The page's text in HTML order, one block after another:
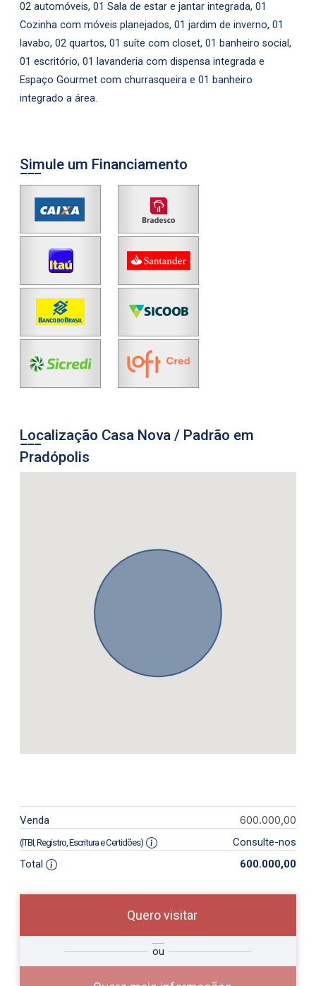
02 automóveis, 01 Sala de estar e jantar integrada, 01
Cozinha com móveis planejados, 01 jardim de inverno, 01
lavabo, 02 quartos, 01 suíte com closet, 01 banheiro social,
01 escritório, 01 lavanderia com dispensa integrada e
Espaço Gourmet com churrasqueira e 01 banheiro
integrado a área.
Simule um Financiamento
Localização Casa Nova / Padrão em
Pradópolis
Venda 600.000,00
(ITBI, Registro, Escritura e Certidões)
Consulte-nos
Total
600.000,00
Quero visitar
ou
Qual o melhor dia e horário para
você?